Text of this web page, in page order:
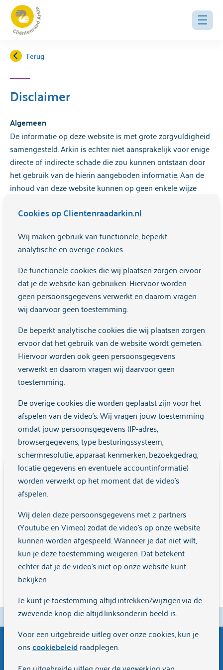
Terug
Disclaimer
Algemeen
De informatie op deze website is met grote zorgvuldigheid
samengesteld. Arkin is echter niet aansprakelijk voor enige
directe of indirecte schade die zou kunnen ontstaan door
het gebruik van de hierin aangeboden informatie. Aan de
inhoud van deze website kunnen op geen enkele wijze
Geen medisch advies
Arkin kan geen aansprakelijkheid aanvaarden voor
eventuele schade ten gevolge van het gebruik van de
wijzigen, stoppen of aanpassen van een behandeling.
Informatie op deze website kan niet worden beschouwd als
vervanging van een consult of een behandeling bij een arts.
Deze website bevat links naar websites die door andere
partijen dan Arkin worden aangeboden. Deze links zijn
uitsluitend ter informatie. Arkin heeft geen zeggenschap
over deze websites en is niet verantwoordelijk of
aansprakelijk voor de daarop aangeboden informatie,
producten of diensten.
Copyright
De informatie op deze website is uitsluitend bestemd voor
gebruik door de bezoeker. De overname van gegevens met
als doel het aanleggen van adressenbestanden is niet
toegestaan. Openbaarmaking, vermenigvuldiging,
verspreiding en/of verstrekking van de op deze website
beschikbaar gestelde informatie aan derden is uitsluitend
toegestaan na schriftelijke toestemming van Arkin.
Foutmeldingen website
Als een webpagina, afbeelding of e-mail adres het niet doet,
geef dit dan aan ons door via communicatie@arkin.nl. Ook
voor andere technische problemen kunt u terecht op dit
adres.
Word vrijwilliger bij Cliëntenraad Arkin
Disclaimer clientenraadarkin.nl
De informatie op deze website is bedoeld om
bezoekers te informeren over het werk van
Cliëntenraad Arkin. We doen ons best om de inhoud
actueel en zorgvuldig te houden, maar kunnen niet
garanderen dat alle informatie op elk moment volledig
of juist is.
De Cliëntenraad Arkin biedt zelf geen zorg. Voor
vragen over jouw behandeling kun je terecht bij je
behandelaar of bij Arkin zelf. Heb je een klacht over je
eigen zorg? Dan verwijzen we je naar de
klachtenfunctionaris van Arkin.
Deze website kan links bevatten naar andere websites.
Cookies op Clientenraadarkin.nl
Wij maken gebruik van functionele, beperkt
analytische en overige cookies.
De functionele cookies die wij plaatsen zorgen ervoor
dat je de website kan gebruiken. Hiervoor worden
geen persoonsgegevens verwerkt en daarom vragen
wij daarvoor geen toestemming.
De beperkt analytische cookies die wij plaatsen zorgen
ervoor dat het gebruik van de website wordt gemeten.
Hiervoor worden ook geen persoonsgegevens
verwerkt en daarom vragen wij daarvoor geen
toestemming.
De overige cookies die worden geplaatst zijn voor het
afspelen van de video's. Wij vragen jouw toestemming
omdat jouw persoonsgegevens (IP-adres,
browsergegevens, type besturingssysteem,
schermresolutie, apparaat kenmerken, bezoekgedrag,
locatie gegevens en eventuele accountinformatie)
worden verwerkt op het moment dat de video's
afspelen.
Wij delen deze persoonsgegevens met 2 partners
(Youtube en Vimeo) zodat de video's op onze website
kunnen worden afgespeeld. Wanneer je dat niet wilt,
kun je deze toestemming weigeren. Dat betekent
echter dat je de video’s niet op onze website kunt
bekijken.
Je kunt je toestemming altijd intrekken/wijzigen via de
zwevende knop die altijd linksonder in beeld is.
Voor een uitgebreide uitleg over onze cookies, kun je
onscookiebeleidraadplegen.